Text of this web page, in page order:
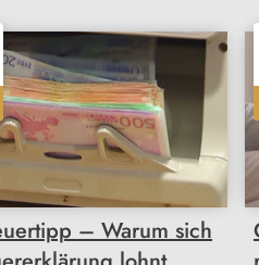
– Warum sich